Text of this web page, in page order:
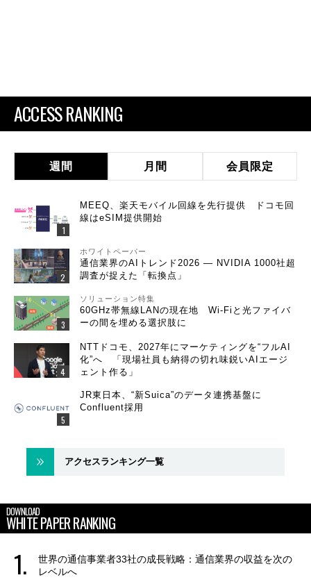
ACCESS RANKING
週間 月間 会員限定
MEEQ、楽天モバイル回線を先行提供 ドコモ回
線はeSIM提供開始
ホワイトペーパー
通信業界のAIトレンド2026 ― NVIDIA 1000社超
調査が捉えた「転換点」
ソリューション特集
60GHz帯無線LANの現在地 Wi-Fiと光ファイバ
ーの間を埋める選択肢に
NTTドコモ、2027年にマーケティングを“フルAI
化”へ 「現場社員も納得の切れ味鋭いAIエージ
ェント作る」
JR東日本、“新Suica”のデータ連携基盤に
Confluent採用
アクセスランキング一覧
DOWNLOAD
WHITE PAPER RANKING
世界の通信事業者33社の成長戦略：通信業界の収益を次の
レベルへ